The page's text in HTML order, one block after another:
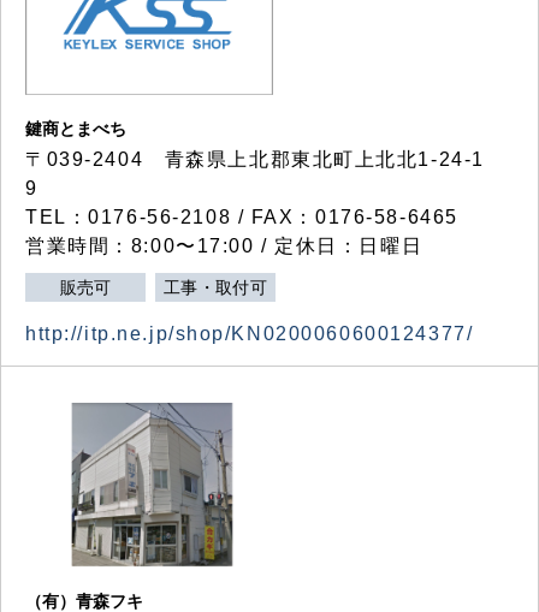
鍵商とまべち
〒039-2404 青森県上北郡東北町上北北1-24-1
9
TEL：0176-56-2108 / FAX：0176-58-6465
営業時間：8:00〜17:00 / 定休日：日曜日
販売可 工事・取付可
http://itp.ne.jp/shop/KN0200060600124377/
（有）青森フキ